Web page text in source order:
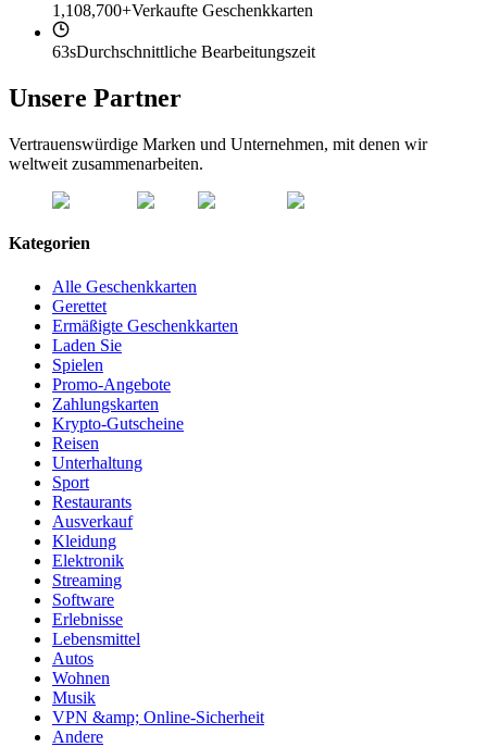
1,108,700+Verkaufte Geschenkkarten
63sDurchschnittliche Bearbeitungszeit
Unsere Partner
Vertrauenswürdige Marken und Unternehmen, mit denen wir
weltweit zusammenarbeiten.
Kategorien
Alle Geschenkkarten
Gerettet
Ermäßigte Geschenkkarten
Laden Sie
Spielen
Promo-Angebote
Zahlungskarten
Krypto-Gutscheine
Reisen
Unterhaltung
Sport
Restaurants
Ausverkauf
Kleidung
Elektronik
Streaming
Software
Erlebnisse
Lebensmittel
Autos
Wohnen
Musik
VPN &amp; Online-Sicherheit
Andere